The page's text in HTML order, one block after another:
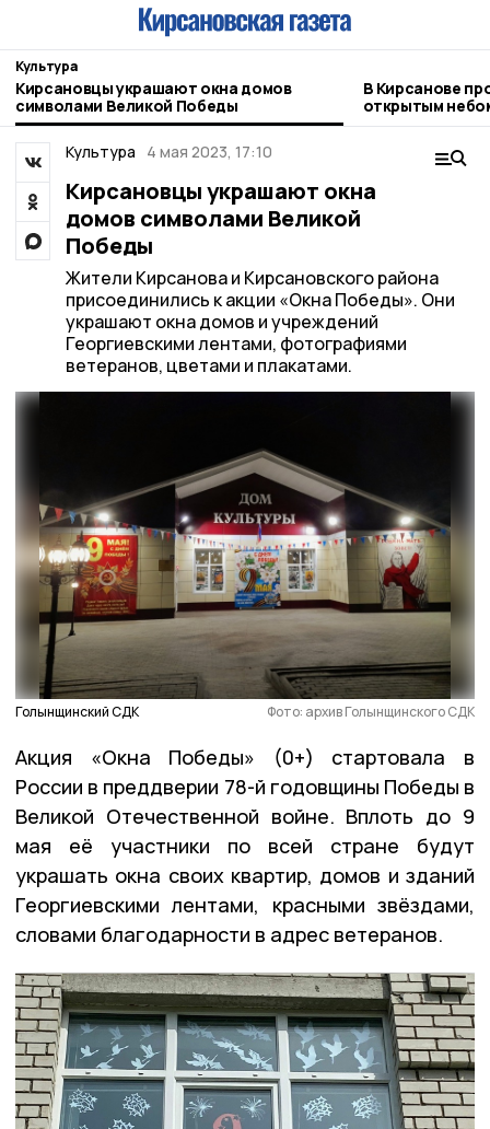
Культура
Кирсановцы украшают окна домов
символами Великой Победы
В Кирсанове
открытым
Культура 4 мая 2023, 17:10
Кирсановцы украшают окна
домов символами Великой
Победы
Жители Кирсанова и Кирсановского района
присоединились к акции «Окна Победы». Они
украшают окна домов и учреждений
Георгиевскими лентами, фотографиями
ветеранов, цветами и плакатами.
Голынщинский СДК Фото: архив Голынщинского СДК
Акция «Окна Победы» (0+) стартовала в
России в преддверии 78-й годовщины Победы в
Великой Отечественной войне. Вплоть до 9
мая её участники по всей стране будут
украшать окна своих квартир, домов и зданий
Георгиевскими лентами, красными звёздами,
словами благодарности в адрес ветеранов.